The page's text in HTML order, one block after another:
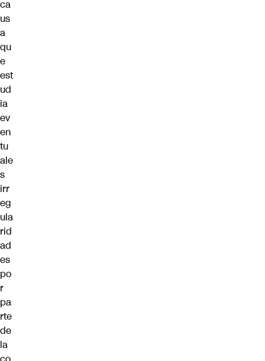
ca
us
a
qu
e
est
ud
ia
ev
en
tu
ale
s
irr
eg
ula
rid
ad
es
po
r
pa
rte
de
la